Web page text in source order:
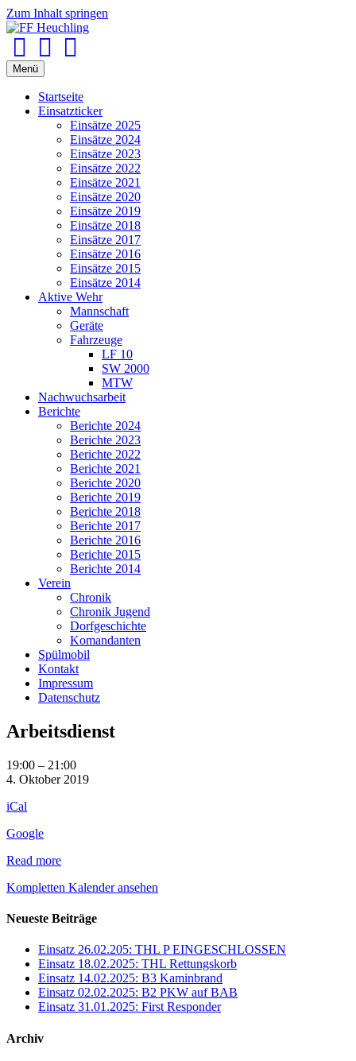
Zum Inhalt springen
Menü
Startseite
Einsatzticker
Einsätze 2025
Einsätze 2024
Einsätze 2023
Einsätze 2022
Einsätze 2021
Einsätze 2020
Einsätze 2019
Einsätze 2018
Einsätze 2017
Einsätze 2016
Einsätze 2015
Einsätze 2014
Aktive Wehr
Mannschaft
Geräte
Fahrzeuge
LF 10
SW 2000
MTW
Nachwuchsarbeit
Berichte
Berichte 2024
Berichte 2023
Berichte 2022
Berichte 2021
Berichte 2020
Berichte 2019
Berichte 2018
Berichte 2017
Berichte 2016
Berichte 2015
Berichte 2014
Verein
Chronik
Chronik Jugend
Dorfgeschichte
Komandanten
Spülmobil
Kontakt
Impressum
Datenschutz
Arbeitsdienst
Arbeitsdienst
19:00 – 21:00
4. Oktober 2019
iCal
Google
Read more
Kompletten Kalender ansehen
Neueste Beiträge
Einsatz 26.02.205: THL P EINGESCHLOSSEN
Einsatz 18.02.2025: THL Rettungskorb
Einsatz 14.02.2025: B3 Kaminbrand
Einsatz 02.02.2025: B2 PKW auf BAB
Einsatz 31.01.2025: First Responder
Archiv